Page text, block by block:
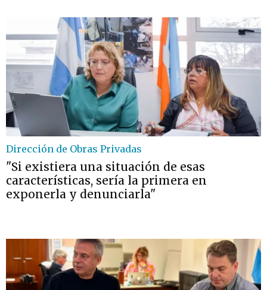
Dirección de Obras Privadas
"Si existiera una situación de esas
características, sería la primera en
exponerla y denunciarla"